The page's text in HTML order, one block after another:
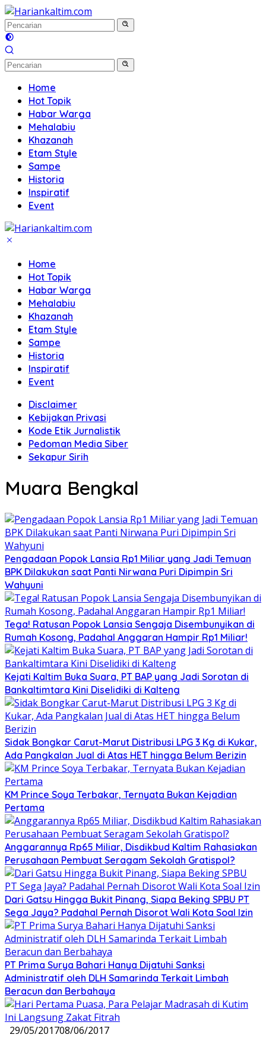
Langsung
ke
konten
Home
Hot Topik
Habar Warga
Mehalabiu
Khazanah
Etam Style
Sampe
Historia
Inspiratif
Event
Home
Hot Topik
Habar Warga
Mehalabiu
Khazanah
Etam Style
Sampe
Historia
Inspiratif
Event
Disclaimer
Kebijakan Privasi
Kode Etik Jurnalistik
Pedoman Media Siber
Sekapur Sirih
Muara Bengkal
Pengadaan Popok Lansia Rp1 Miliar yang Jadi Temuan
BPK Dilakukan saat Panti Nirwana Puri Dipimpin Sri
Wahyuni
Tega! Ratusan Popok Lansia Sengaja Disembunyikan di
Rumah Kosong, Padahal Anggaran Hampir Rp1 Miliar!
Kejati Kaltim Buka Suara, PT BAP yang Jadi Sorotan di
Bankaltimtara Kini Diselidiki di Kalteng
Sidak Bongkar Carut-Marut Distribusi LPG 3 Kg di Kukar,
Ada Pangkalan Jual di Atas HET hingga Belum Berizin
KM Prince Soya Terbakar, Ternyata Bukan Kejadian
Pertama
Anggarannya Rp65 Miliar, Disdikbud Kaltim Rahasiakan
Perusahaan Pembuat Seragam Sekolah Gratispol?
Dari Gatsu Hingga Bukit Pinang, Siapa Beking SPBU PT
Sega Jaya? Padahal Pernah Disorot Wali Kota Soal Izin
PT Prima Surya Bahari Hanya Dijatuhi Sanksi
Administratif oleh DLH Samarinda Terkait Limbah
Beracun dan Berbahaya
29/05/201708/06/2017